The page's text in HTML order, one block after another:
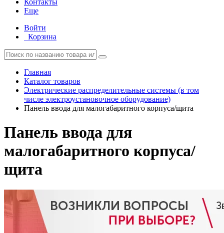
Контакты
Еще
Войти
Корзина
Главная
Каталог товаров
Электрические распределительные системы (в том
числе электроустановочное оборудование)
Панель ввода для малогабаритного корпуса/щита
Панель ввода для
малогабаритного корпуса/
щита